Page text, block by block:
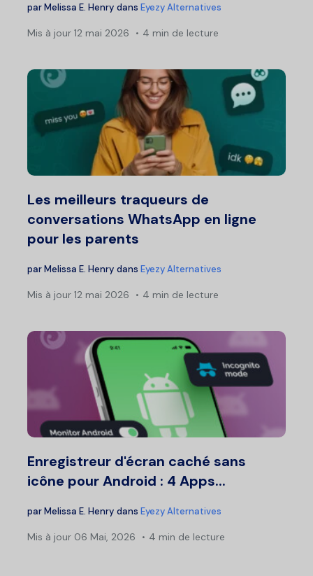
parMelissa E. Henry dans Eyezy Alternatives
Mis à jour 12 mai 2026 4 min de lecture
Les meilleurs traqueurs de
conversations WhatsApp en ligne
pour les parents
parMelissa E. Henry dans Eyezy Alternatives
Mis à jour 12 mai 2026 4 min de lecture
Enregistreur d'écran caché sans
icône pour Android : 4 Apps...
parMelissa E. Henry dans Eyezy Alternatives
Mis à jour 06 Mai, 2026 4 min de lecture